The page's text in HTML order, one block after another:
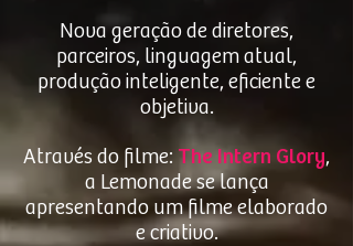
Nova geração de diretores,
parceiros, linguagem atual,
produção inteligente, eficiente e
objetiva.
Através do filme: The Intern Glory,
a Lemonade se lança
apresentando um filme elaborado
e criativo.